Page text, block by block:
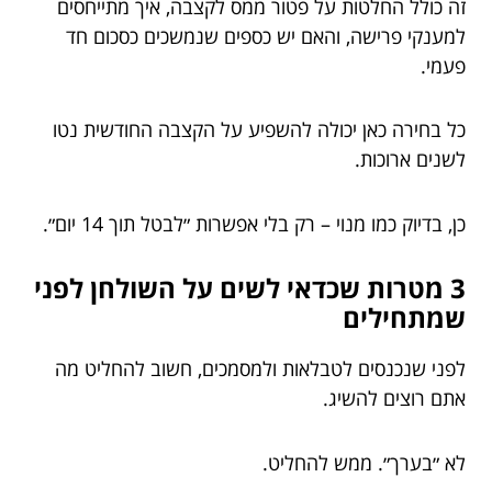
זה כולל החלטות על פטור ממס לקצבה, איך מתייחסים
למענקי פרישה, והאם יש כספים שנמשכים כסכום חד
פעמי.
כל בחירה כאן יכולה להשפיע על הקצבה החודשית נטו
לשנים ארוכות.
כן, בדיוק כמו מנוי – רק בלי אפשרות ״לבטל תוך 14 יום״.
3 מטרות שכדאי לשים על השולחן לפני
שמתחילים
לפני שנכנסים לטבלאות ולמסמכים, חשוב להחליט מה
אתם רוצים להשיג.
לא ״בערך״. ממש להחליט.